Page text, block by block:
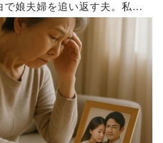
で娘夫婦を追い返す夫。私
の？」夫「落ち着いて聞け…